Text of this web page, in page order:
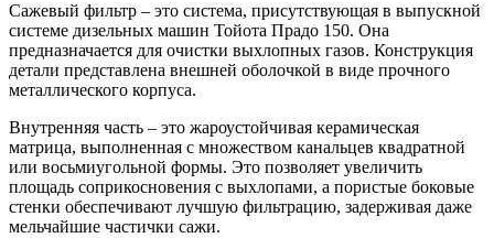
Сажевый фильтр – это система, присутствующая в выпускной
системе дизельных машин Тойота Прадо 150. Она
предназначается для очистки выхлопных газов. Конструкция
детали представлена внешней оболочкой в виде прочного
металлического корпуса.
Внутренняя часть – это жароустойчивая керамическая
матрица, выполненная с множеством канальцев квадратной
или восьмиугольной формы. Это позволяет увеличить
площадь соприкосновения с выхлопами, а пористые боковые
стенки обеспечивают лучшую фильтрацию, задерживая даже
мельчайшие частички сажи.